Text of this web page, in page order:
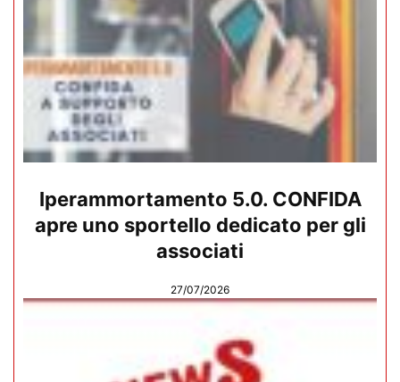
Iperammortamento 5.0. CONFIDA
apre uno sportello dedicato per gli
associati
27/07/2026